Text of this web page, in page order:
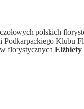
polskich
Podkarpackiego Klubu
florystycznych Elżbiety